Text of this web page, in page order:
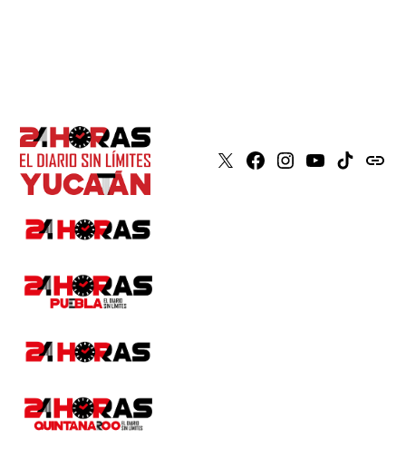
X Faceboook
Instagram
YoutubeTiktokissuu